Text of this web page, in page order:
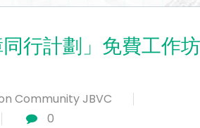
行計劃」免費工作
Community JBVC
0